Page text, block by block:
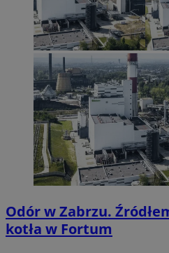
Odór w Zabrzu.
kotła w Fortum